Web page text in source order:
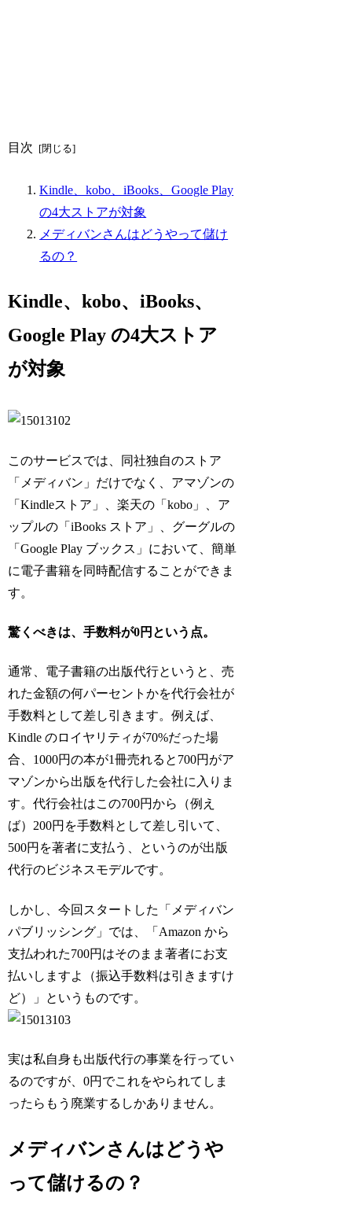
目次
Kindle、kobo、iBooks、Google Play
の4大ストアが対象
メディバンさんはどうやって儲け
るの？
Kindle、kobo、iBooks、
Google Play の4大ストア
が対象
このサービスでは、同社独自のストア
「メディバン」だけでなく、アマゾンの
「Kindleストア」、楽天の「kobo」、ア
ップルの「iBooks ストア」、グーグルの
「Google Play ブックス」において、簡単
に電子書籍を同時配信することができま
す。
驚くべきは、手数料が0円という点。
通常、電子書籍の出版代行というと、売
れた金額の何パーセントかを代行会社が
手数料として差し引きます。例えば、
Kindle のロイヤリティが70%だった場
合、1000円の本が1冊売れると700円がア
マゾンから出版を代行した会社に入りま
す。代行会社はこの700円から（例え
ば）200円を手数料として差し引いて、
500円を著者に支払う、というのが出版
代行のビジネスモデルです。
しかし、今回スタートした「メディバン
パブリッシング」では、「Amazon から
支払われた700円はそのまま著者にお支
払いしますよ（振込手数料は引きますけ
ど）」というものです。
実は私自身も出版代行の事業を行ってい
るのですが、0円でこれをやられてしま
ったらもう廃業するしかありません。
メディバンさんはどうや
って儲けるの？